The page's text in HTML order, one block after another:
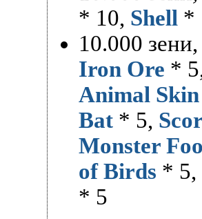
* 10, Shell *
10.000
Iron Ore *
Animal Skin
Bat * 5,
Monster
of Birds * 5,
* 5